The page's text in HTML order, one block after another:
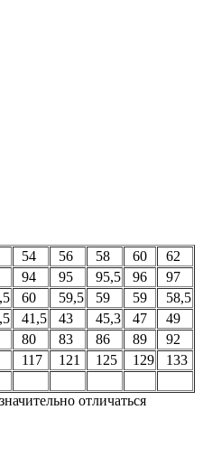
54 56 58 60
62
94 95 95,5 96
97
60 59,5 59 59
58,5
41,5 43 45,3 47
49
80 83 86 89
92
117 121 125 129
133
отличаться